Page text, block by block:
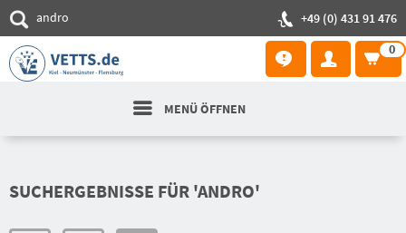
+49 (0) 431 91 476
0
MENÜ ÖFFNEN
SUCHERGEBNISSE FÜR 'ANDRO'